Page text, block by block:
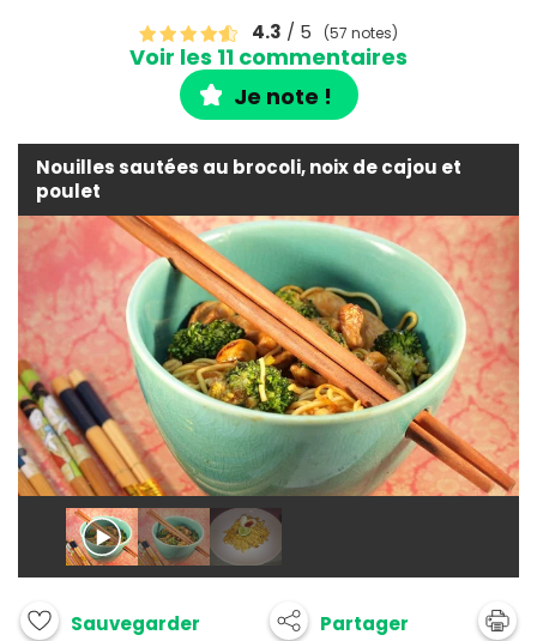
4.3 / 5 (57 notes)
Voir les 11 commentaires
Je note !
Nouilles sautées au brocoli, noix de cajou et
poulet
Sauvegarder Partager